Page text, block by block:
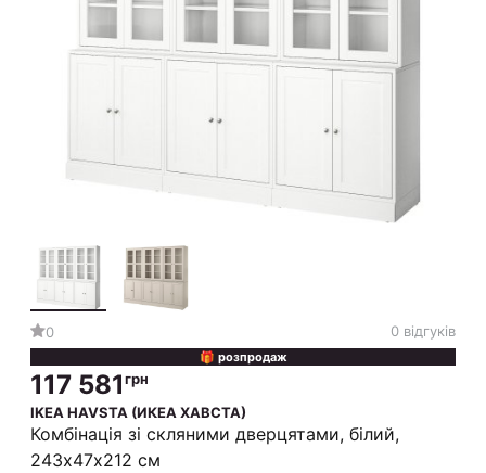
0 0 відгуків
🎁 розпродаж
117 581грн
IKEA HAVSTA (ИКЕА ХАВСТА)
Комбінація зі скляними дверцятами, білий,
243х47х212 см